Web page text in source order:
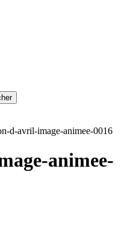
d-avril-image-animee-0016
animee-